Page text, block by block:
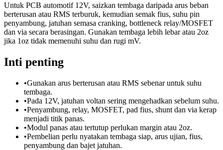
Untuk PCB automotif 12V, saizkan tembaga daripada arus beban
berterusan atau RMS terburuk, kemudian semak fius, suhu pin
penyambung, jatuhan semasa cranking, bottleneck relay/MOSFET
dan via secara berasingan. Gunakan tembaga lebih lebar atau 2oz
jika 1oz tidak memenuhi suhu dan rugi mV.
Inti penting
•Gunakan arus berterusan atau RMS sebenar untuk suhu
tembaga.
•Pada 12V, jatuhan voltan sering mengehadkan sebelum suhu.
•Penyambung, relay, MOSFET, pad fius, shunt dan via kerap
menjadi titik panas.
•Modul panas atau tertutup perlukan margin atau 2oz.
•Pembelian perlu nyatakan tembaga siap, arus ujian, fius,
penyambung dan bajet jatuhan.